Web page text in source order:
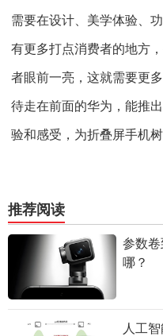
需要在设计、美学体验、
有更多打点消费者的地方
者眼前一亮，这就需要更
待走在前面的华为，能推
验和感受，为折叠屏手机树
推荐阅读
参数
哪？
人工